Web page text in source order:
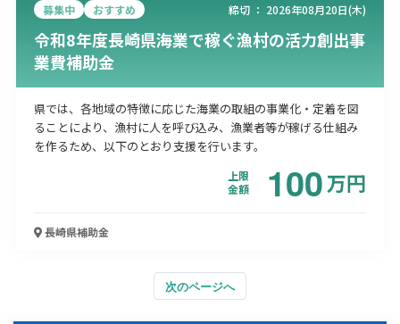
募集中 おすすめ 締切 ： 2026年08月20日(木)
令和8年度長崎県海業で稼ぐ漁村の活力創出事
業費補助金
県では、各地域の特徴に応じた海業の取組の事業化・定着を図
ることにより、漁村に人を呼び込み、漁業者等が稼げる仕組み
を作るため、以下のとおり支援を行います。
上限
金額
100万円
長崎県補助金
次のページへ